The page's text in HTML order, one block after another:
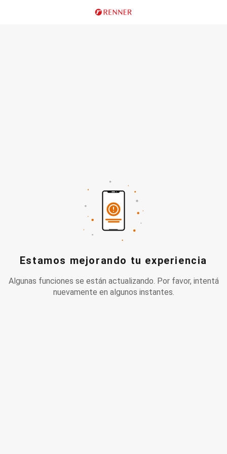
Estamos mejorando tu experiencia
Algunas funciones se están actualizando. Por favor, intentá
nuevamente en algunos instantes.